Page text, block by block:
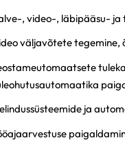
, video-, läbipääsu- ja
väljavõtete tegemine,
ja